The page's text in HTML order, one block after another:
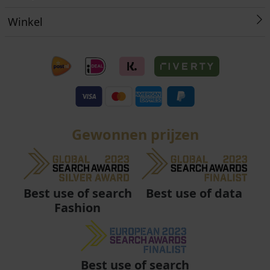
Winkel
Gewonnen prijzen
Best use of search
Fashion
Best use of data
Best use of search